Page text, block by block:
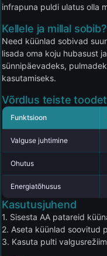
infrapuna puldi ulatus olla
Kellele ja millal sobib?
Need küünlad sobivad
lisada oma koju hubasust
sünnipäevadeks,
kasutamiseks.
Võrdlus teiste
Funktsioon
Valguse juhtimine
Ohutus
Energiatõhusus
Kasutusjuhend
1. Sisesta AA patareid
2. Aseta küünlad soovitud
3. Kasuta pulti